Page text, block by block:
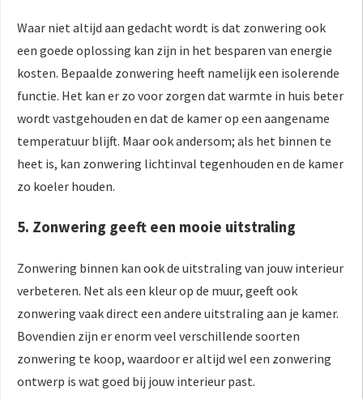
Waar niet altijd aan gedacht wordt is dat zonwering ook
een goede oplossing kan zijn in het besparen van energie
kosten. Bepaalde zonwering heeft namelijk een isolerende
functie. Het kan er zo voor zorgen dat warmte in huis beter
wordt vastgehouden en dat de kamer op een aangename
temperatuur blijft. Maar ook andersom; als het binnen te
heet is, kan zonwering lichtinval tegenhouden en de kamer
zo koeler houden.
5. Zonwering geeft een mooie uitstraling
Zonwering binnen kan ook de uitstraling van jouw interieur
verbeteren. Net als een kleur op de muur, geeft ook
zonwering vaak direct een andere uitstraling aan je kamer.
Bovendien zijn er enorm veel verschillende soorten
zonwering te koop, waardoor er altijd wel een zonwering
ontwerp is wat goed bij jouw interieur past.